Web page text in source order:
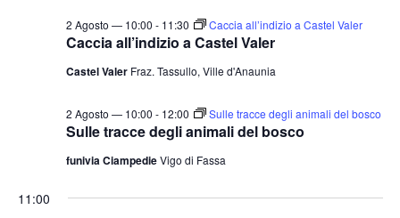
a
g
o
Caccia all’indizio a Castel Valer
2 Agosto — 10:00 - 11:30 Caccia all’indizio a Castel Valer
Castel Valer Fraz. Tassullo, Ville d'Anaunia
Sulle tracce degli animali del bosco
2 Agosto — 10:00 - 12:00 Sulle tracce degli animali del bosco
funivia CiampedieVigo di Fassa
11:00